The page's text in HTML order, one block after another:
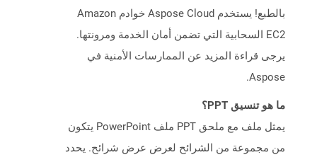
بالطبع! يستخدم Aspose Cloud خوادم Amazon
EC2 السحابية التي تضمن أمان الخدمة ومرونتها.
يرجى قراءة المزيد عن الممارسات الأمنية في
Aspose.
ما هو تنسيق PPT؟
يمثل ملف مع ملحق PPT ملف PowerPoint يتكون
من مجموعة من الشرائح لعرض عرض شرائح. يحدد